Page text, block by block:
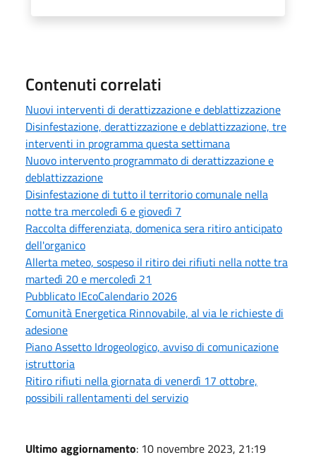
Contenuti correlati
Nuovi interventi di derattizzazione e deblattizzazione
Disinfestazione, derattizzazione e deblattizzazione, tre
interventi in programma questa settimana
Nuovo intervento programmato di derattizzazione e
deblattizzazione
Disinfestazione di tutto il territorio comunale nella
notte tra mercoledì 6 e giovedì 7
Raccolta differenziata, domenica sera ritiro anticipato
dell'organico
Allerta meteo, sospeso il ritiro dei rifiuti nella notte tra
martedì 20 e mercoledì 21
Pubblicato lEcoCalendario 2026
Comunità Energetica Rinnovabile, al via le richieste di
adesione
Piano Assetto Idrogeologico, avviso di comunicazione
istruttoria
Ritiro rifiuti nella giornata di venerdì 17 ottobre,
possibili rallentamenti del servizio
Ultimo aggiornamento: 10 novembre 2023, 21:19